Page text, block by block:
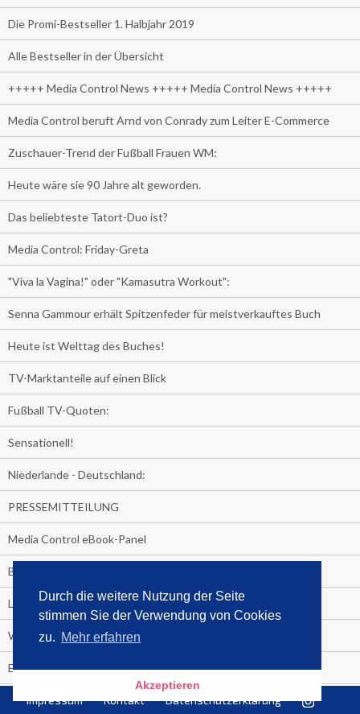
Durch die weitere Nutzung der Seite
stimmen Sie der Verwendung von Cookies
zu. Mehr erfahren
Akzeptieren
Die Promi-Bestseller 1. Halbjahr 2019
Alle Bestseller in der Übersicht
+++++ Media Control News +++++ Media Control News +++++
Media Control beruft Arnd von Conrady zum Leiter E-Commerce
Zuschauer-Trend der Fußball Frauen WM:
Heute wäre sie 90 Jahre alt geworden.
Das beliebteste Tatort-Duo ist?
Media Control: Friday-Greta
"Viva la Vagina!" oder "Kamasutra Workout":
Senna Gammour erhält Spitzenfeder für meistverkauftes Buch
Heute ist Welttag des Buches!
TV-Marktanteile auf einen Blick
Fußball TV-Quoten:
Sensationell!
Niederlande - Deutschland:
PRESSEMITTEILUNG
Media Control eBook-Panel
BIATHLON-WM im TV
Lagerfelds N°5
Wer schaut täglich fast sieben Stunden Fernsehen?
Es Pilchert allerorten
Geheime Promi-Bücher-Bestenliste
Impressum Kontakt Datenschutzerklärung